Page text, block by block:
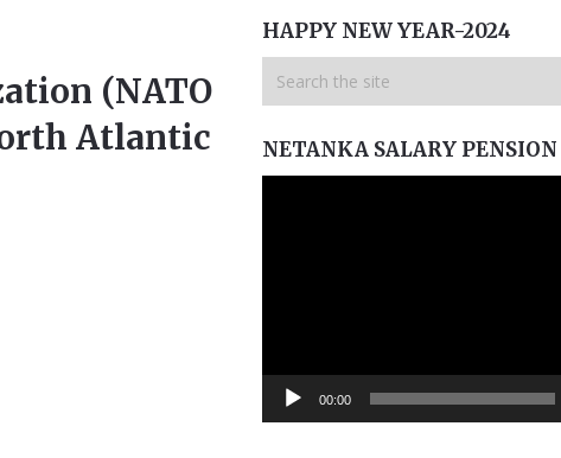
(NATO
Atlantic
HAPPY NEW YEAR-2024
NETANKA SALARY PENSION
00:00